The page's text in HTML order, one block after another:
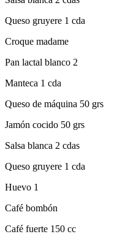
Queso gruyere 1 cda
Croque madame
Pan lactal blanco 2
Manteca 1 cda
Queso de máquina 50 grs
Jamón cocido 50 grs
Salsa blanca 2 cdas
Queso gruyere 1 cda
Huevo 1
Café bombón
Café fuerte 150 cc